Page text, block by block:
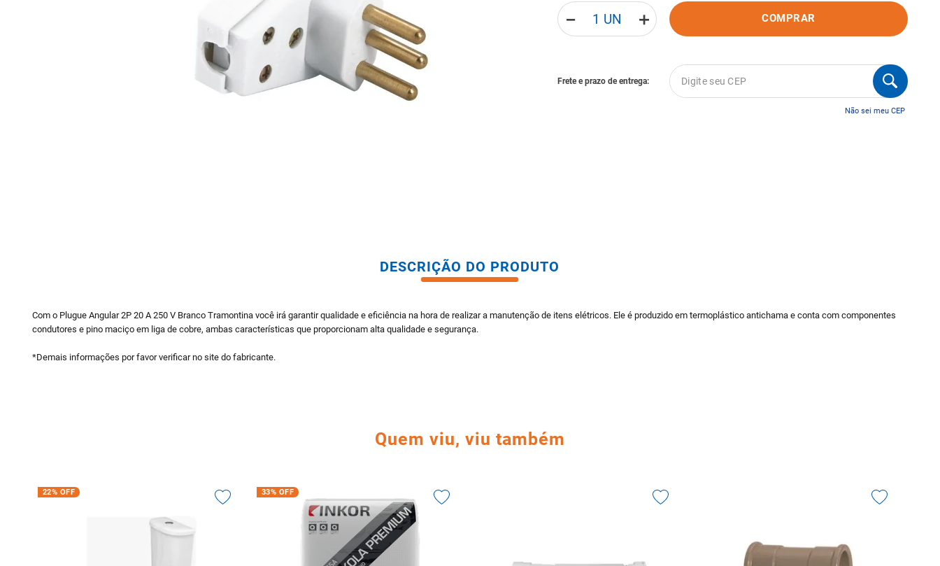
＋
－ COMPRAR
Não sei meu CEP
DESCRIÇÃO DO PRODUTO
Com o Plugue Angular 2P 20 A 250 V Branco Tramontina você irá garantir qualidade e eficiência na hora de realizar a manutenção de itens elétricos. Ele é produzido em termoplástico antichama e conta com componentes
condutores e pino maciço em liga de cobre, ambas características que proporcionam alta qualidade e segurança.
*Demais informações por favor verificar no site do fabricante.
Quem viu, viu também
22% OFF 33% OFF
10º vaso sanitario caixa acoplada